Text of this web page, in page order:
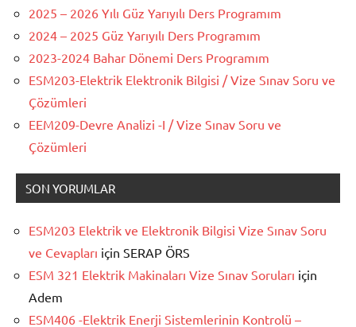
2025 – 2026 Yılı Güz Yarıyılı Ders Programım
2024 – 2025 Güz Yarıyılı Ders Programım
2023-2024 Bahar Dönemi Ders Programım
ESM203-Elektrik Elektronik Bilgisi / Vize Sınav Soru ve
Çözümleri
EEM209-Devre Analizi -I / Vize Sınav Soru ve
Çözümleri
SON YORUMLAR
ESM203 Elektrik ve Elektronik Bilgisi Vize Sınav Soru
ve Cevapları için SERAP ÖRS
ESM 321 Elektrik Makinaları Vize Sınav Soruları için
Adem
ESM406 -Elektrik Enerji Sistemlerinin Kontrolü –